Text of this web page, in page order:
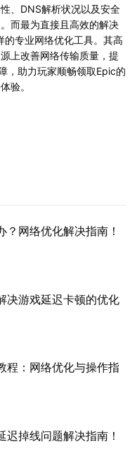
、DNS解析状况以及安全
而最为直接且高效的解决
的专业网络优化工具。其高
上改善网络传输质量，提
，助力玩家顺畅领取Epic的
验。
网络优化解决指南！
决游戏延迟卡顿的优化
程：网络优化与操作指
掉线问题解决指南！